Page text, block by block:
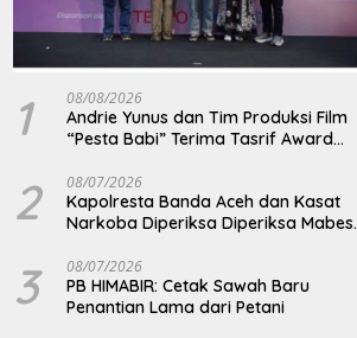
1 08/08/2026
Andrie Yunus dan Tim Produksi Film
“Pesta Babi” Terima Tasrif Award
2 08/07/2026
Kapolresta Banda Aceh dan Kasat
Narkoba Diperiksa Diperiksa Mabes
3 08/07/2026
PB HIMABIR: Cetak Sawah Baru
Penantian Lama dari Petani